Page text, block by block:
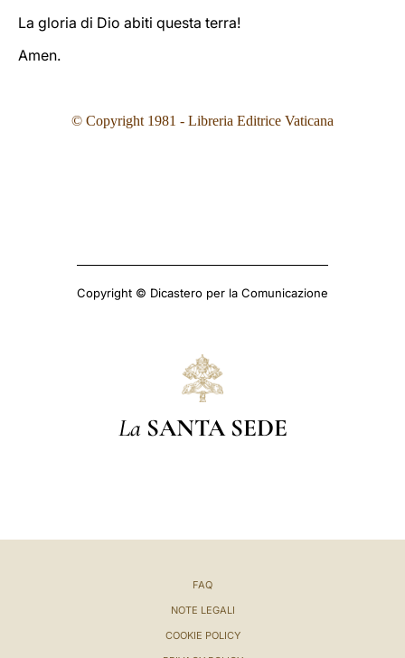
La gloria di Dio abiti questa terra!
Amen.
© Copyright 1981 - Libreria Editrice Vaticana
Copyright © Dicastero per la Comunicazione
La SANTA SEDE
FAQ
NOTE LEGALI
COOKIE POLICY